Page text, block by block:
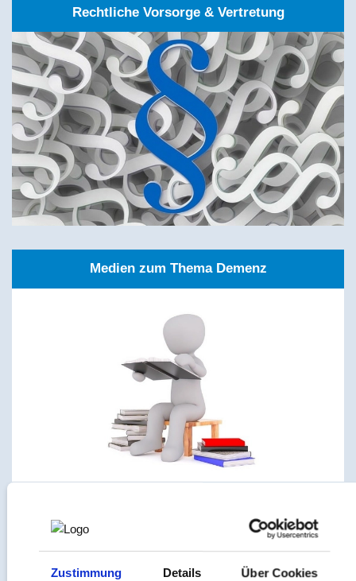
Zustimmung Details Über Cookies
Rechtliche Vorsorge & Vertretung
Medien zum Thema Demenz